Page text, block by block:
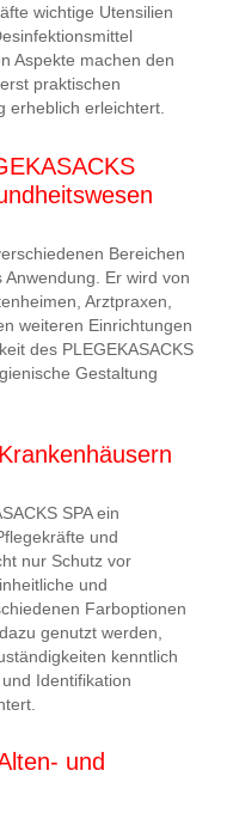
wichtige Utensilien
Aspekte machen den
praktischen
erheblich erleichtert.
Bereichen
Er wird von
Arztpraxen,
weiteren Einrichtungen
des PLEGEKASACKS
Gestaltung
SPA ein
und
nur Schutz vor
und
Farboptionen
genutzt werden,
kenntlich
Identifikation
und